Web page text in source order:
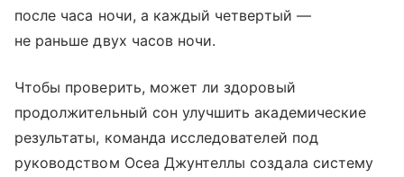
после часа ночи, а каждый четвертый —
не раньше двух часов ночи.
Чтобы проверить, может ли здоровый
продолжительный сон улучшить академические
результаты, команда исследователей под
руководством Осеа Джунтеллы создала систему